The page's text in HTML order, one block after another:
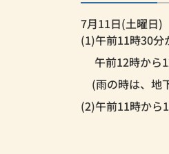
7月11日(土曜日)
(1)午前11時30分
午前12時から
(雨の時は、地
(2)午前11時から